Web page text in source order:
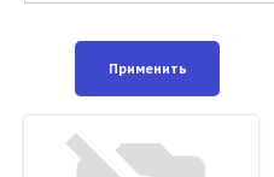
Применить